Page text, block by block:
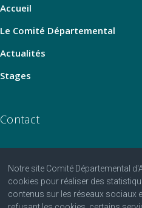
Notre site Comité Départemental
cookies pour réaliser des
contenus sur les réseaux sociaux
Accueil
Le Comité Départemental
Actualités
Stages
Contact
06 07 25 25 81
contact@aikido-